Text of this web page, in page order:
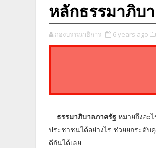
หลักธรรมาภิบ
กองบรรณาธิการ 6 years ago
ธรรมาภิบาลภาครัฐ หมายถึงอะ
ประชาชนได้อย่างไร ช่วยยกระดั
ดีกันได้เลย